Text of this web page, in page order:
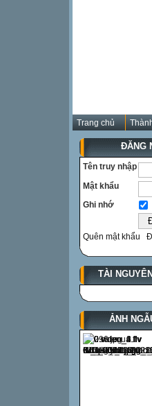
Trang chủ
ĐĂNG
Tên truy nhập
Mật khẩu
Ghi nhớ
Quên mật khẩu
TÀI
ẢNH